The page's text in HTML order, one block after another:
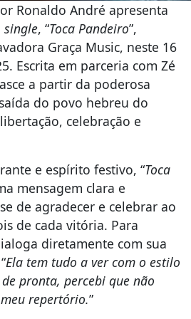
Ronaldo André apresenta
single, “Toca Pandeiro”,
Graça Music, neste 16
Escrita em parceria com Zé
a partir da poderosa
do povo hebreu do
celebração e
e espírito festivo, “Toca
mensagem clara e
de agradecer e celebrar ao
de cada vitória. Para
diretamente com sua
Ela tem tudo a ver com o estilo
pronta, percebi que não
repertório.”